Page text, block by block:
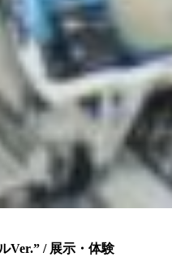
Ver.” / 展示・体験